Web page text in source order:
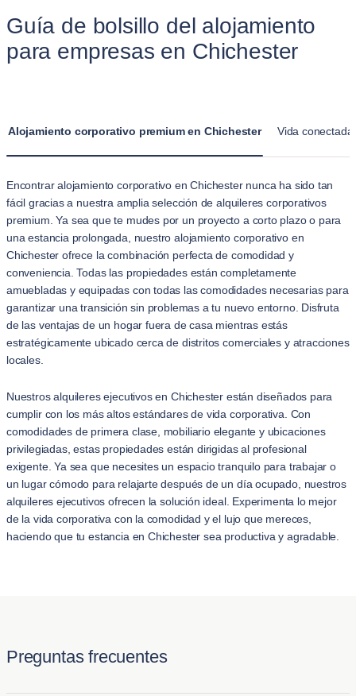
Guía de bolsillo del alojamiento
para empresas en Chichester
Alojamiento corporativo premium en Chichester Vida
Encontrar alojamiento corporativo en Chichester nunca ha sido tan
fácil gracias a nuestra amplia selección de alquileres corporativos
premium. Ya sea que te mudes por un proyecto a corto plazo o para
una estancia prolongada, nuestro alojamiento corporativo en
Chichester ofrece la combinación perfecta de comodidad y
conveniencia. Todas las propiedades están completamente
amuebladas y equipadas con todas las comodidades necesarias para
garantizar una transición sin problemas a tu nuevo entorno. Disfruta
de las ventajas de un hogar fuera de casa mientras estás
estratégicamente ubicado cerca de distritos comerciales y atracciones
locales.
Nuestros alquileres ejecutivos en Chichester están diseñados para
cumplir con los más altos estándares de vida corporativa. Con
comodidades de primera clase, mobiliario elegante y ubicaciones
privilegiadas, estas propiedades están dirigidas al profesional
exigente. Ya sea que necesites un espacio tranquilo para trabajar o
un lugar cómodo para relajarte después de un día ocupado, nuestros
alquileres ejecutivos ofrecen la solución ideal. Experimenta lo mejor
de la vida corporativa con la comodidad y el lujo que mereces,
haciendo que tu estancia en Chichester sea productiva y agradable.
Preguntas frecuentes